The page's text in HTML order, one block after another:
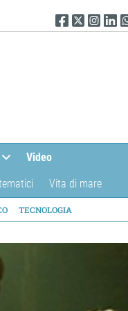
Seguici su
Seguici
Video
Vita di mare
TECNOLOGIA